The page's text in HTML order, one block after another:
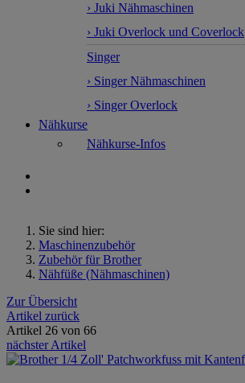
› Juki Nähmaschinen
› Juki Overlock und Coverlock
Singer
› Singer Nähmaschinen
› Singer Overlock
Nähkurse
Nähkurse-Infos
Sie sind hier:
Maschinenzubehör
Zubehör für Brother
Nähfüße (Nähmaschinen)
Zur Übersicht
Artikel zurück
Artikel 26 von 66
nächster Artikel